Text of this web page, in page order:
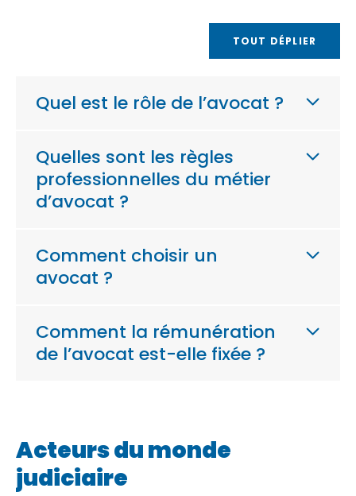
TOUT DÉPLIER
Quel est le rôle de l’avocat ?
Quelles sont les règles
professionnelles du métier
d’avocat ?
Comment choisir un
avocat ?
Comment la rémunération
de l’avocat est-elle fixée ?
Acteurs du monde
judiciaire